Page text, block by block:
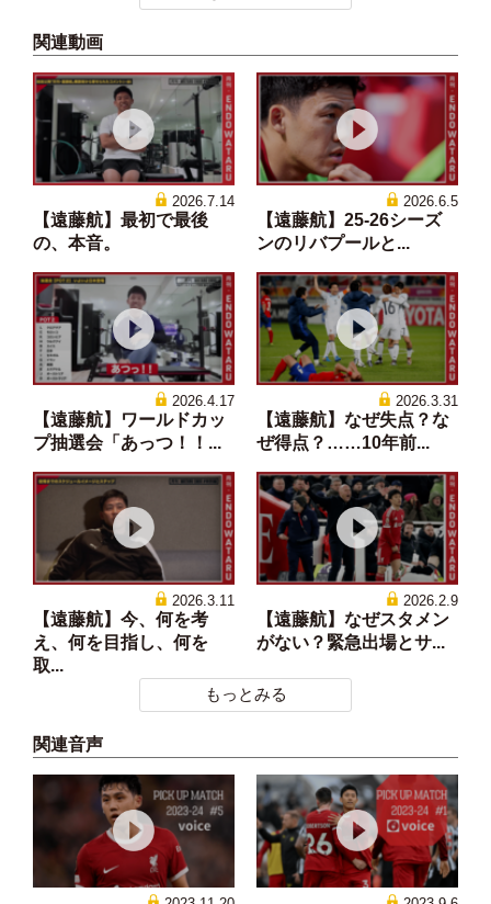
関連動画
2026.7.14
【遠藤航】最初で最後
の、本音。
2026.6.5
【遠藤航】25-26シーズ
ンのリバプールと...
2026.4.17
【遠藤航】ワールドカッ
プ抽選会「あっつ！！...
2026.3.31
【遠藤航】なぜ失点？な
ぜ得点？……10年前...
2026.3.11
【遠藤航】今、何を考
え、何を目指し、何を
取...
2026.2.9
【遠藤航】なぜスタメン
がない？緊急出場とサ...
もっとみる
関連音声